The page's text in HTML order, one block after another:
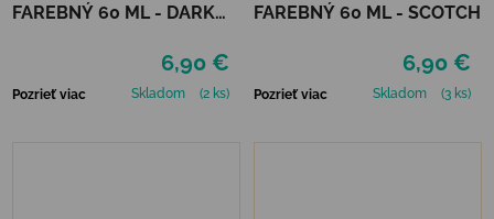
FAREBNÝ 60 ML - DARK
6,90 €
Pozrieť viac Skladom (2 ks)
FAREBNÝ 60 ML - SCOTCH
6,90 €
Pozrieť viac Skladom (3 ks)